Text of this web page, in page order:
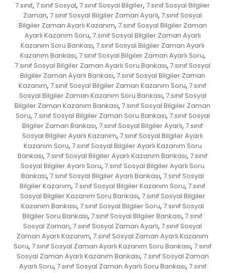
7.sınıf, 7.sınıf Sosyal, 7.sınıf Sosyal Bilgiler, 7.sınıf Sosyal Bilgiler
Zaman, 7.sınıf Sosyal Bilgiler Zaman Ayarlı, 7.sınıf Sosyal
Bilgiler Zaman Ayarlı Kazanım, 7.sınıf Sosyal Bilgiler Zaman
Ayarlı Kazanım Soru, 7.sınıf Sosyal Bilgiler Zaman Ayarlı
Kazanım Soru Bankası, 7.sınıf Sosyal Bilgiler Zaman Ayarlı
Kazanım Bankası, 7.sınıf Sosyal Bilgiler Zaman Ayarlı Soru,
7.sınıf Sosyal Bilgiler Zaman Ayarlı Soru Bankası, 7.sınıf Sosyal
Bilgiler Zaman Ayarlı Bankası, 7.sınıf Sosyal Bilgiler Zaman
Kazanım, 7.sınıf Sosyal Bilgiler Zaman Kazanım Soru, 7.sınıf
Sosyal Bilgiler Zaman Kazanım Soru Bankası, 7.sınıf Sosyal
Bilgiler Zaman Kazanım Bankası, 7.sınıf Sosyal Bilgiler Zaman
Soru, 7.sınıf Sosyal Bilgiler Zaman Soru Bankası, 7.sınıf Sosyal
Bilgiler Zaman Bankası, 7.sınıf Sosyal Bilgiler Ayarlı, 7.sınıf
Sosyal Bilgiler Ayarlı Kazanım, 7.sınıf Sosyal Bilgiler Ayarlı
Kazanım Soru, 7.sınıf Sosyal Bilgiler Ayarlı Kazanım Soru
Bankası, 7.sınıf Sosyal Bilgiler Ayarlı Kazanım Bankası, 7.sınıf
Sosyal Bilgiler Ayarlı Soru, 7.sınıf Sosyal Bilgiler Ayarlı Soru
Bankası, 7.sınıf Sosyal Bilgiler Ayarlı Bankası, 7.sınıf Sosyal
Bilgiler Kazanım, 7.sınıf Sosyal Bilgiler Kazanım Soru, 7.sınıf
Sosyal Bilgiler Kazanım Soru Bankası, 7.sınıf Sosyal Bilgiler
Kazanım Bankası, 7.sınıf Sosyal Bilgiler Soru, 7.sınıf Sosyal
Bilgiler Soru Bankası, 7.sınıf Sosyal Bilgiler Bankası, 7.sınıf
Sosyal Zaman, 7.sınıf Sosyal Zaman Ayarlı, 7.sınıf Sosyal
Zaman Ayarlı Kazanım, 7.sınıf Sosyal Zaman Ayarlı Kazanım
Soru, 7.sınıf Sosyal Zaman Ayarlı Kazanım Soru Bankası, 7.sınıf
Sosyal Zaman Ayarlı Kazanım Bankası, 7.sınıf Sosyal Zaman
Ayarlı Soru, 7.sınıf Sosyal Zaman Ayarlı Soru Bankası, 7.sınıf